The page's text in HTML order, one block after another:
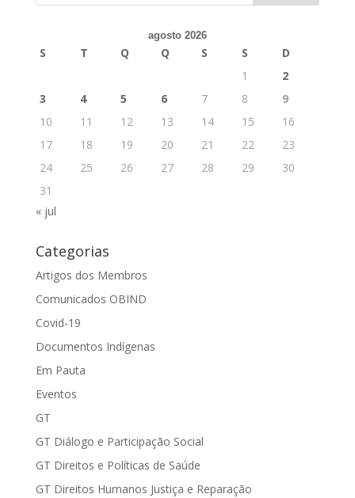
agosto 2026
S T Q Q S S
D
1
2
3
4 5 6 7 8
9
10
11 12 13 14 15
16
17
18 19 20 21 22
23
24
25 26 27 28 29
30
31
« jul
Categorias
Artigos dos Membros
Comunicados OBIND
Covid-19
Documentos Indígenas
Em Pauta
Eventos
GT
GT Diálogo e Participação Social
GT Direitos e Políticas de Saúde
GT Direitos Humanos Justiça e Reparação